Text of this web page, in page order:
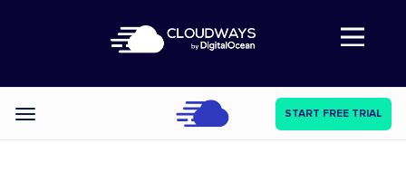
Abre a navegação
Categories START FREE TRIAL